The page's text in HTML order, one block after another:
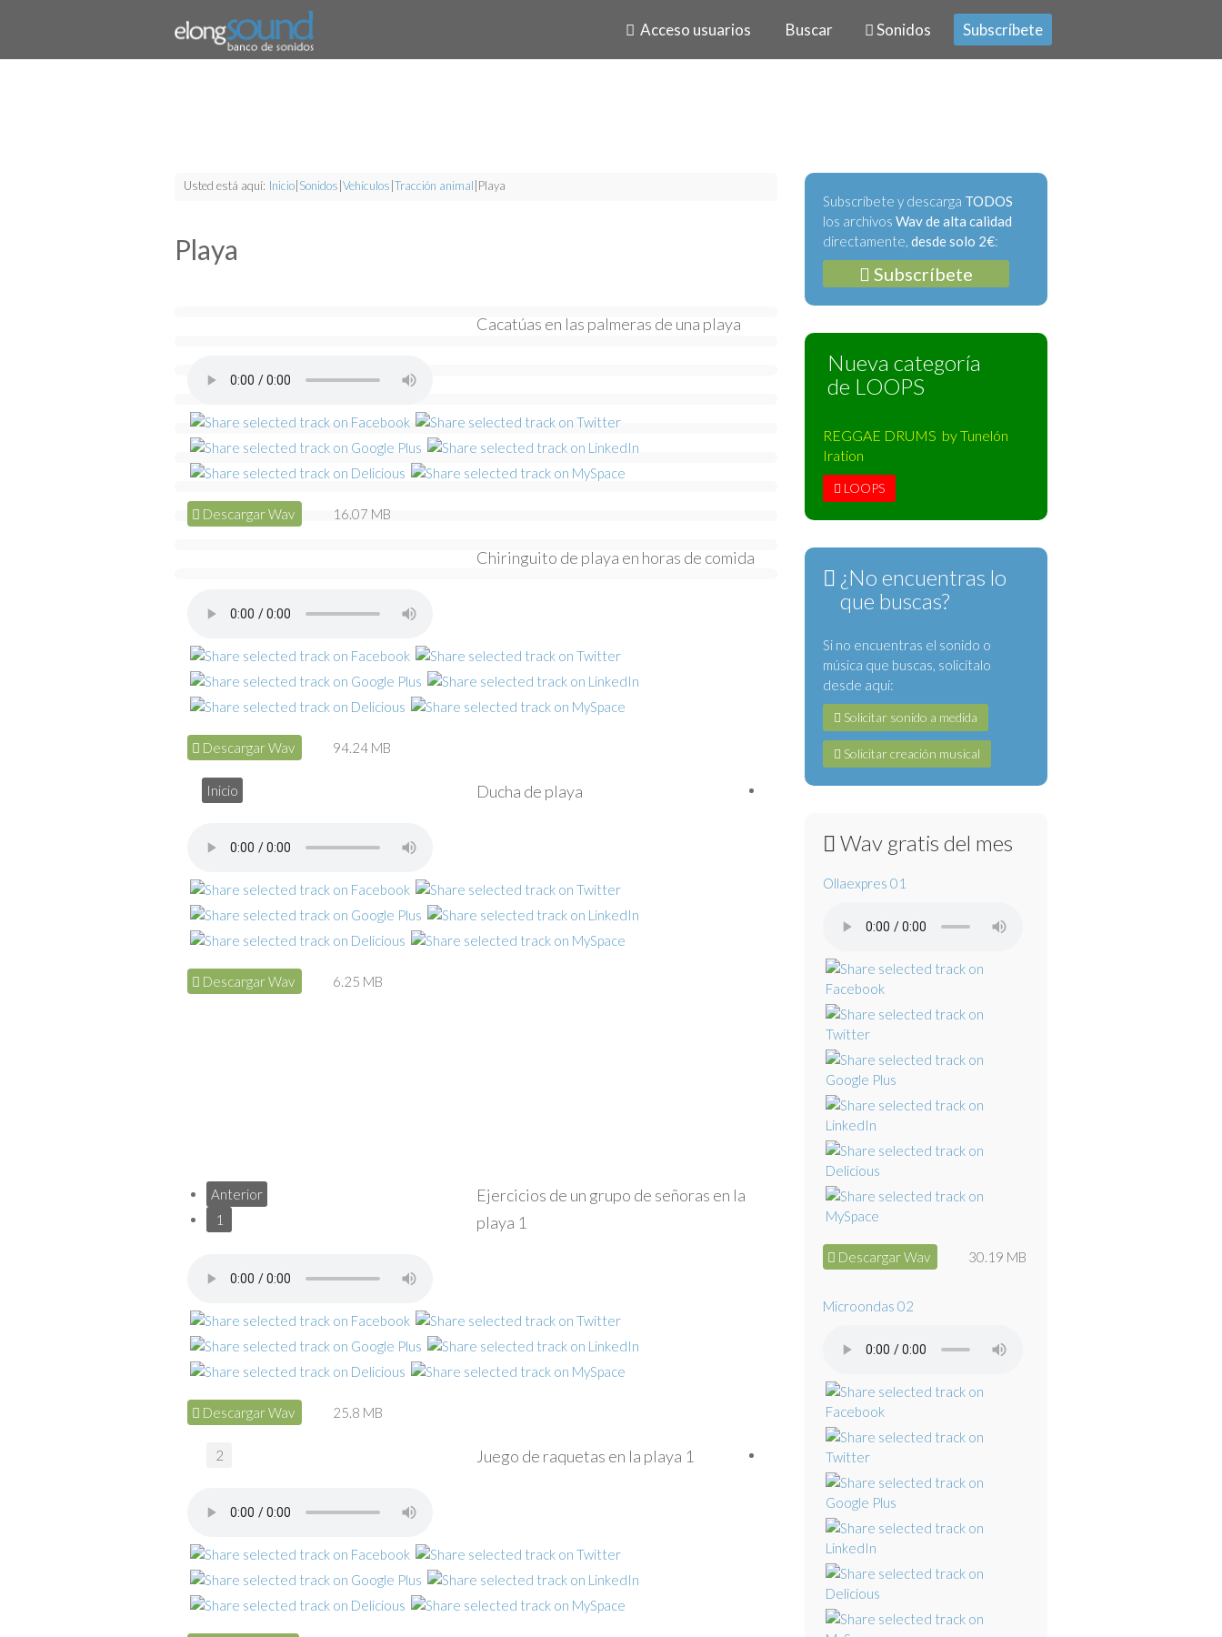
Acceso usuarios Buscar Sonidos Subscríbete
Usted está aquí: Inicio Sonidos Vehículos Tracción animal Playa
Playa
Cacatúas en las palmeras de una playa
Descargar Wav 16.07 MB
Chiringuito de playa en horas de comida
Descargar Wav 94.24 MB
Ducha de playa
Descargar Wav 6.25 MB
Ejercicios de un grupo de señoras en la
playa 1
Descargar Wav 25.8 MB
Juego de raquetas en la playa 1
Inicio
Anterior
1
2
Subscríbete y descarga TODOS
los archivos Wav de alta calidad
directamente, desde solo 2€:
Subscríbete
Nueva categoría
de LOOPS
REGGAE DRUMS by Tunelón
Iration
LOOPS
¿No encuentras lo
que buscas?
Si no encuentras el sonido o
música que buscas, solicítalo
desde aquí:
Solicitar sonido a medida
Solicitar creación musical
Wav gratis del mes
Ollaexpres 01
Descargar Wav 30.19 MB
Microondas 02